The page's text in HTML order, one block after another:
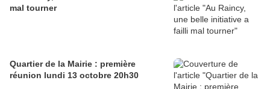
mal tourner
Quartier de la Mairie : première
réunion lundi 13 octobre 20h30